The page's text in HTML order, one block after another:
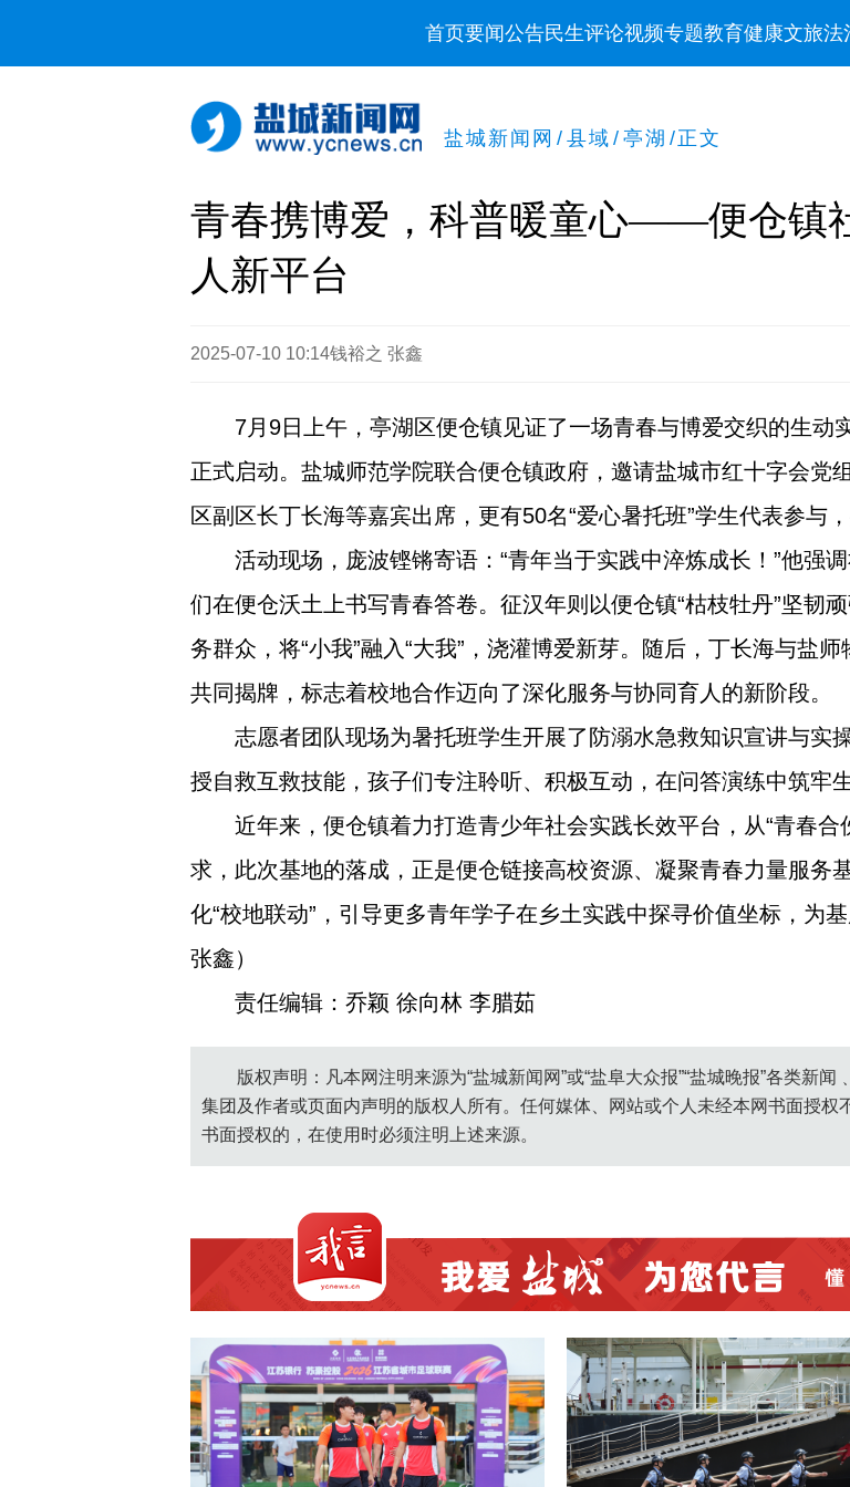
首页要闻公告民生评论视频专题教育健康文旅法
盐城新闻网 / 县域 / 亭湖 /正文
青春携博爱，科普暖童心——便仓镇
人新平台
2025-07-10 10:14钱裕之 张鑫
7月9日上午，亭湖区便仓镇见证了一场青春与博爱交织的生
正式启动。盐城师范学院联合便仓镇政府，邀请盐城市红十字会党
区副区长丁长海等嘉宾出席，更有50名“爱心暑托班”学生代表参与
活动现场，庞波铿锵寄语：“青年当于实践中淬炼成长！”他强
们在便仓沃土上书写青春答卷。征汉年则以便仓镇“枯枝牡丹”坚韧
务群众，将“小我”融入“大我”，浇灌博爱新芽。随后，丁长海与盐
共同揭牌，标志着校地合作迈向了深化服务与协同育人的新阶段。
志愿者团队现场为暑托班学生开展了防溺水急救知识宣讲与实
授自救互救技能，孩子们专注聆听、积极互动，在问答演练中筑牢
近年来，便仓镇着力打造青少年社会实践长效平台，从“青春合
求，此次基地的落成，正是便仓链接高校资源、凝聚青春力量服务
化“校地联动”，引导更多青年学子在乡土实践中探寻价值坐标，为
张鑫）
责任编辑：乔颖 徐向林 李腊茹
版权声明：凡本网注明来源为“盐城新闻网”或“盐阜大众报”“盐城晚报”各类新
集团及作者或页面内声明的版权人所有。任何媒体、网站或个人未经本网书面授
书面授权的，在使用时必须注明上述来源。